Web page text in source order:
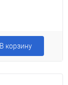
В корзину